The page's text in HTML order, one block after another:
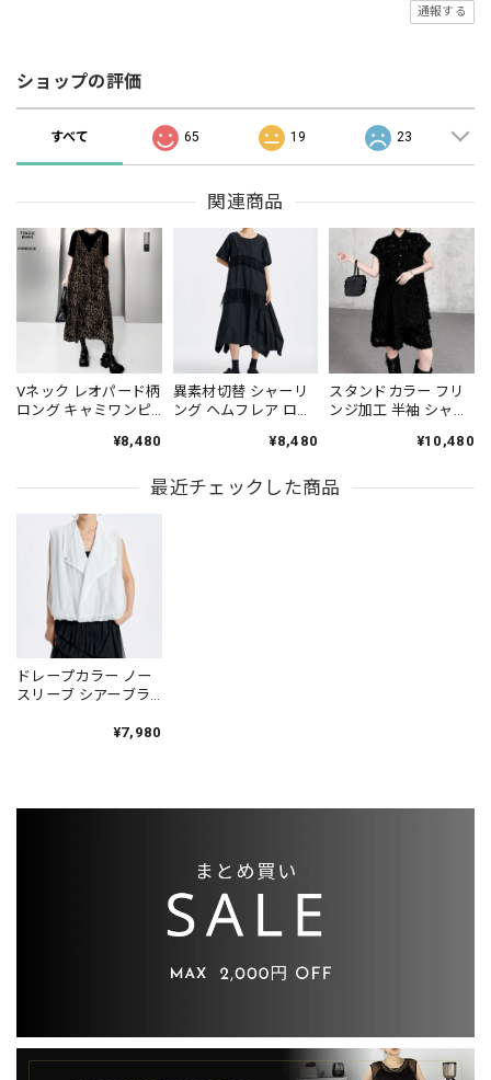
通報する
ショップの評価
すべて 65 19 23
関連商品
Vネック レオパード柄
ロング キャミワンピ
¥8,480
異素材切替 シャーリ
ング ヘムフレア ロン
¥8,480
スタンドカラー フリ
ンジ加工 半袖 シャツ
1color ST0241¥10,480
最近チェックした商品
ドレープカラー ノー
スリーブ シアーブラ
¥7,980